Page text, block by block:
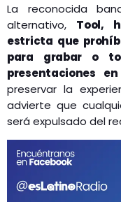
La reconocida
alternativo, Tool,
estricta que
para grabar o
presentaciones
preservar la
advierte que
será expulsado del